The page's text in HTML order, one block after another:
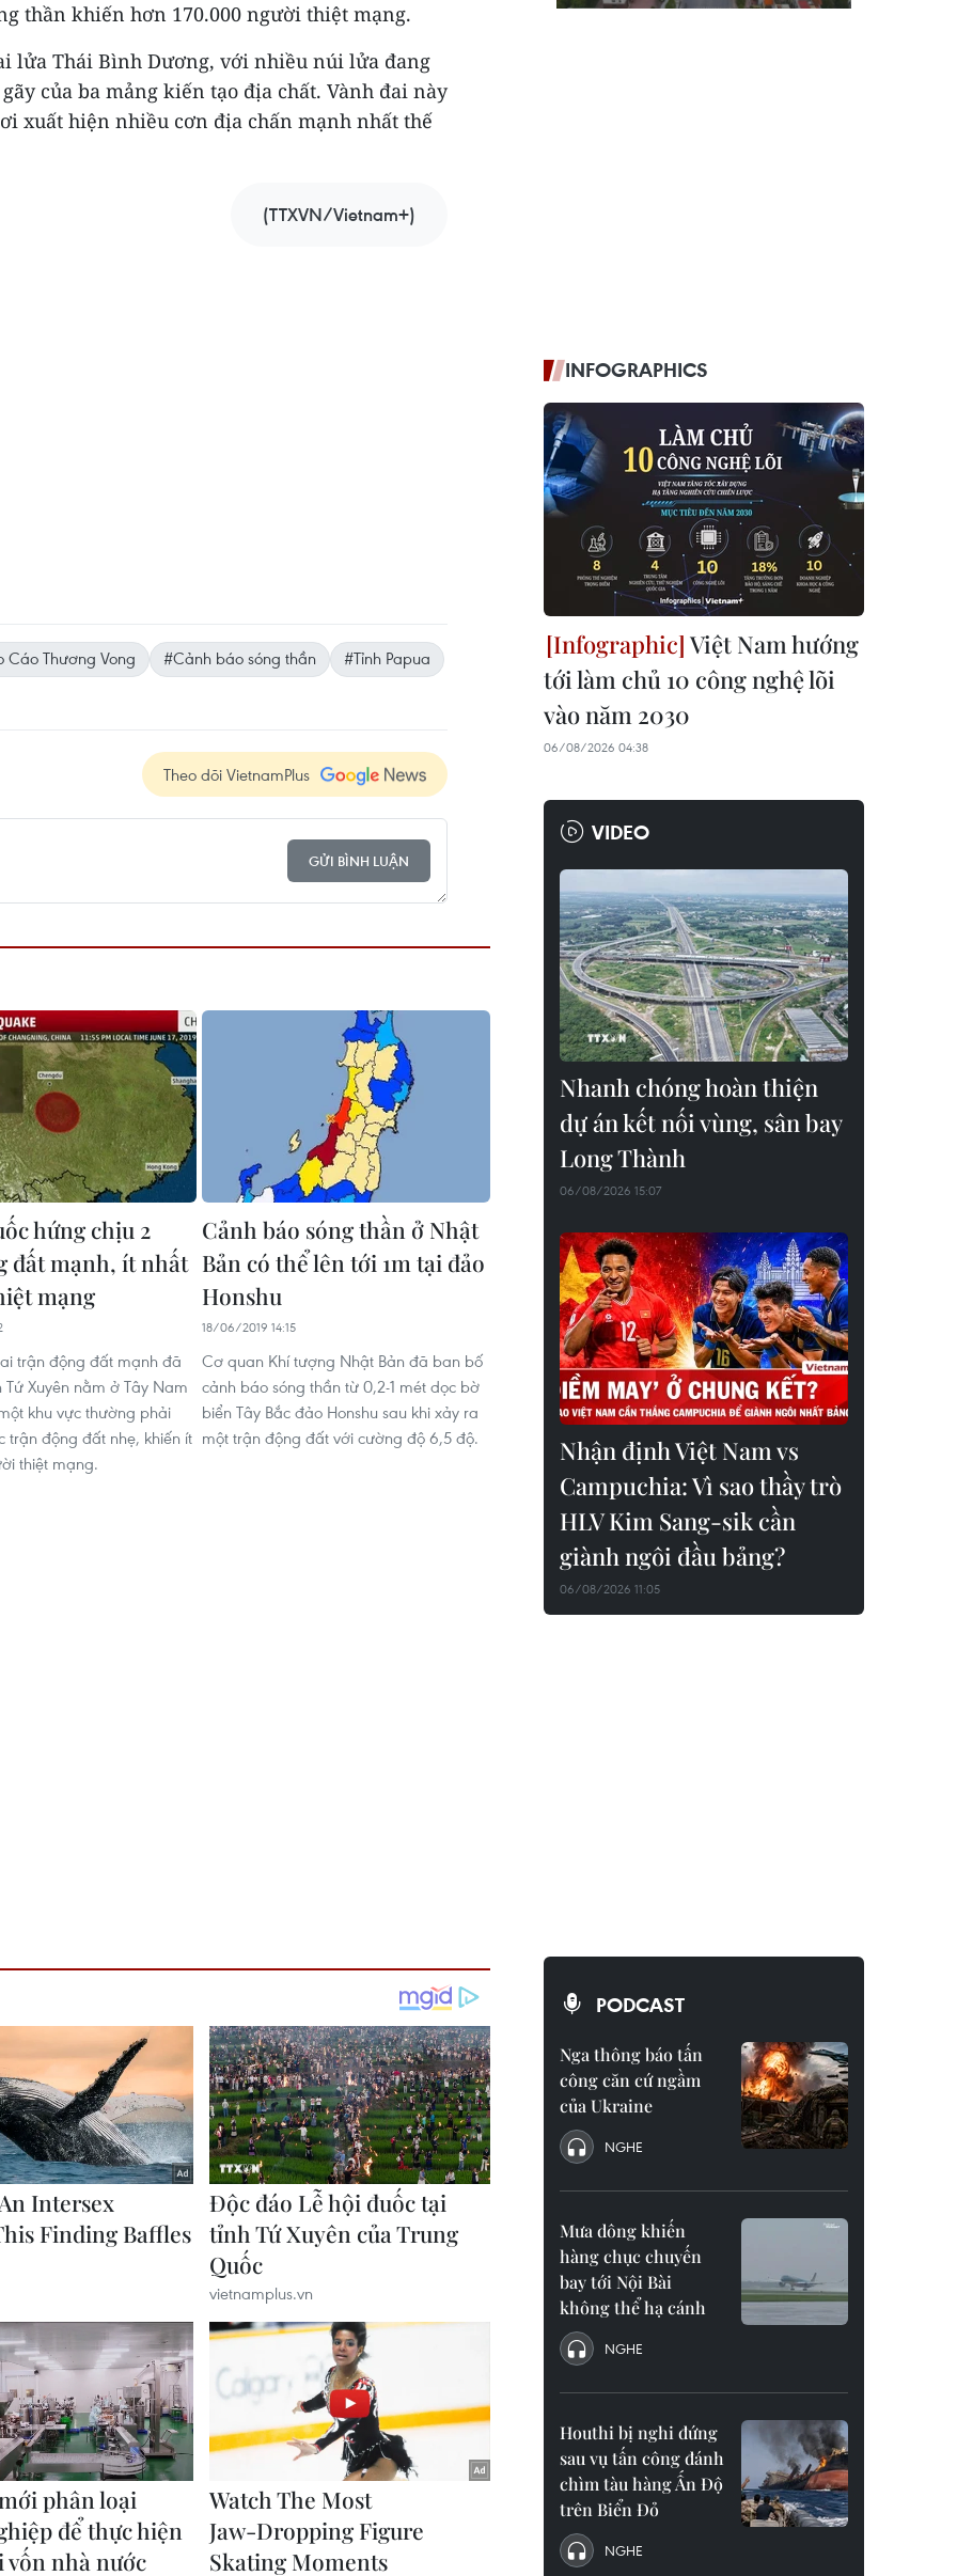
thần khiến hơn 170.000 người thiệt mạng.
lửa Thái Bình Dương, với nhiều núi lửa đang
của ba mảng kiến tạo địa chất. Vành đai này
xuất hiện nhiều cơn địa chấn mạnh nhất thế
(TTXVN/Vietnam+)
Cáo Thương Vong #Cảnh báo sóng thần
#Tỉnh Papua
Theo dõi VietnamPlus
GỬI BÌNH LUẬN
hứng chịu 2
đất mạnh, ít nhất
mạng
trận động đất mạnh đã
Xuyên nằm ở Tây Nam
khu vực thường phải
trận động đất nhẹ, khiến ít
thiệt mạng.
Cảnh báo sóng thần ở Nhật
Bản có thể lên tới 1m tại đảo
Honshu
18/06/2019 14:15
Cơ quan Khí tượng Nhật Bản đã ban bố
cảnh báo sóng thần từ 0,2-1 mét dọc bờ
biển Tây Bắc đảo Honshu sau khi xảy ra
một trận động đất với cường độ 6,5 độ.
INFOGRAPHICS
Việt Nam hướng
tới làm chủ 10 công nghệ lõi
vào năm 2030
06/08/2026 04:38
VIDEO
Nhanh chóng hoàn thiện
dự án kết nối vùng, sân bay
Long Thành
06/08/2026 15:07
Nhận định Việt Nam vs
Campuchia: Vì sao thầy trò
HLV Kim Sang-sik cần
giành ngôi đầu bảng?
06/08/2026 11:05
PODCAST
Nga thông báo tấn
công căn cứ ngầm
của Ukraine
NGHE
Mưa dông khiến
hàng chục chuyến
bay tới Nội Bài
không thể hạ cánh
NGHE
Houthi bị nghi đứng
sau vụ tấn công đánh
chìm tàu hàng Ấn Độ
trên Biển Đỏ
NGHE